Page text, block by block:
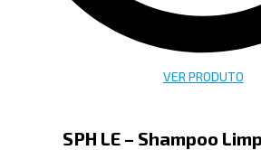
VER PRODUTO
SPH LE – Shampoo